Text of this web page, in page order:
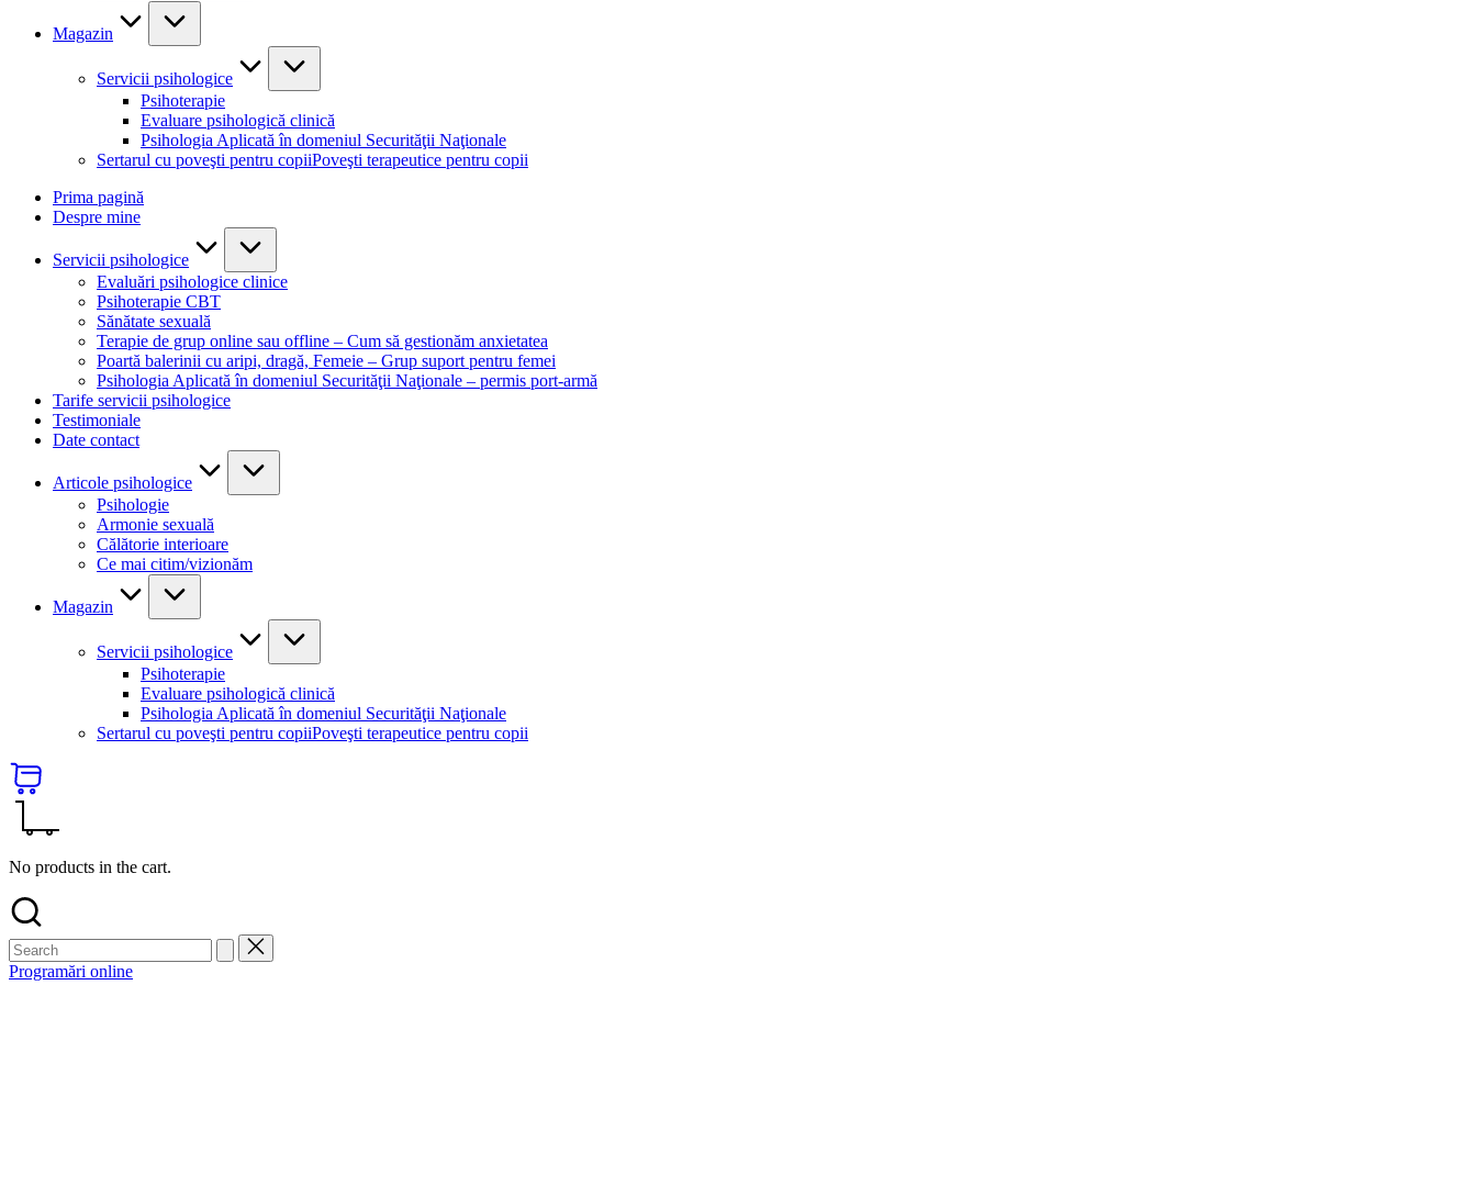
Magazin
Servicii psihologice
Psihoterapie
Evaluare psihologică clinică
Psihologia Aplicată în domeniul Securităţii Naţionale
Sertarul cu poveşti pentru copiiPoveşti terapeutice pentru copii
Prima pagină
Despre mine
Servicii psihologice
Evaluări psihologice clinice
Psihoterapie CBT
Sănătate sexuală
Terapie de grup online sau offline – Cum să gestionăm anxietatea
Poartă balerinii cu aripi, dragă, Femeie – Grup suport pentru femei
Psihologia Aplicată în domeniul Securităţii Naţionale – permis port-armă
Tarife servicii psihologice
Testimoniale
Date contact
Articole psihologice
Psihologie
Armonie sexuală
Călătorie interioare
Ce mai citim/vizionăm
Magazin
Servicii psihologice
Psihoterapie
Evaluare psihologică clinică
Psihologia Aplicată în domeniul Securităţii Naţionale
Sertarul cu poveşti pentru copiiPoveşti terapeutice pentru copii
No products in the cart.
Programări online